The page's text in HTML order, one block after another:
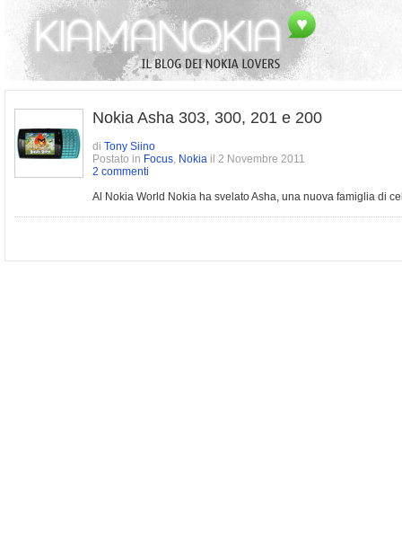
Nokia Asha 303, 300, 201 e 200
di Tony Siino
Postato in Focus, Nokia il 2 Novembre 2011
2 commenti
Al Nokia World Nokia ha svelato Asha, una nuova famiglia di